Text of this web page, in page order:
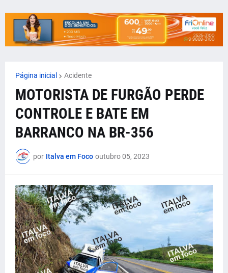
Página inicial Acidente
MOTORISTA DE FURGÃO PERDE
CONTROLE E BATE EM
BARRANCO NA BR-356
por Italva em Foco outubro 05, 2023